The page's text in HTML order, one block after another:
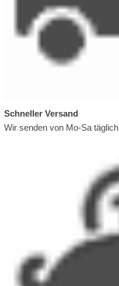
Schneller Versand
Wir senden von Mo-Sa täglich